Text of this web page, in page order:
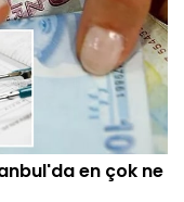
en çok ne